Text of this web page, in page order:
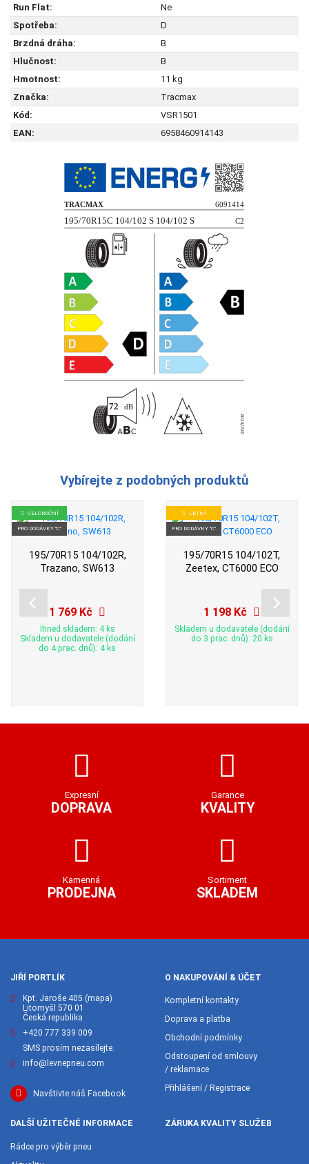
Run Flat:
Ne
Spotřeba:
D
Brzdná dráha:
B
Hlučnost:
B
Hmotnost:
11 kg
Značka:
Tracmax
Kód:
VSR1501
EAN:
6958460914143
Vybírejte z podobných produktů
CELOROČNÍ
PRO DODÁVKY "C"
195/70R15 104/102R,
Trazano, SW613
1 769 Kč
Ihned skladem: 4 ks
Skladem u dodavatele (dodání
do 4 prac. dnů): 4 ks
LETNÍ
PRO DODÁVKY "C"
195/70R15 104/102T,
Zeetex, CT6000 ECO
1 198 Kč
Skladem u dodavatele (dodání
do 3 prac. dnů): 20 ks
Expresní
DOPRAVA
Garance
KVALITY
Kamenná
PRODEJNA
Sortiment
SKLADEM
JIŘÍ PORTLÍK
Kpt. Jaroše 405 (mapa)
Litomyšl 570 01
Česká republika
+420 777 339 009
SMS prosím nezasílejte.
info@levnepneu.com
Navštivte náš Facebook
O NAKUPOVÁNÍ & ÚČET
Kompletní kontakty
Doprava a platba
Obchodní podmínky
Odstoupení od smlouvy
/ reklamace
Přihlášení / Registrace
DALŠÍ UŽITEČNÉ INFORMACE
Rádce pro výběr pneu
ZÁRUKA KVALITY SLUŽEB